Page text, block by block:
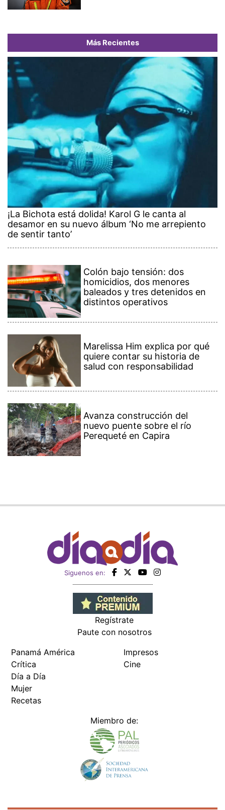
Más Recientes
¡La Bichota está dolida! Karol G le canta al
desamor en su nuevo álbum ‘No me arrepiento
de sentir tanto’
Colón bajo tensión: dos
homicidios, dos menores
baleados y tres detenidos en
distintos operativos
Marelissa Him explica por qué
quiere contar su historia de
salud con responsabilidad
Avanza construcción del
nuevo puente sobre el río
Perequeté en Capira
Siguenos en:
Regístrate
Paute con nosotros
Panamá América
Crítica
Día a Día
Mujer
Recetas
Impresos
Cine
Miembro de: